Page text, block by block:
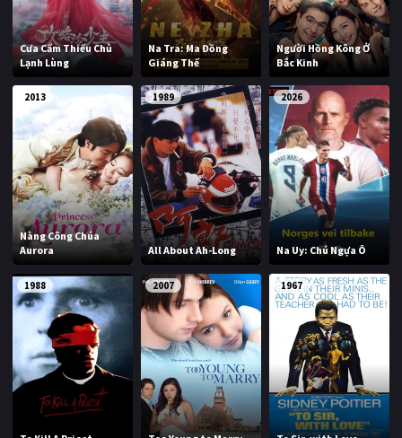
Cưa Cẩm Thiếu Chủ
Lạnh Lùng
Na Tra: Ma Đồng
Giáng Thế
Người Hồng Kông Ở
Bắc Kinh
2013
Nàng Công Chúa
Aurora
1989
All About Ah-Long
2026
Na Uy: Chú Ngựa Ô
1988 2007 1967